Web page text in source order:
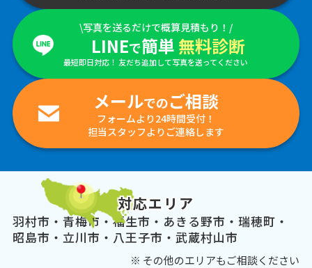
\写真を送るだけで概算見積もり！/
LINEで簡単 無料診断
最短即日対応！ 友だち追加して写真を送ってください
メールでのご相談
フォームより24時間受付！
担当スタッフよりご連絡します
対応エリア
羽村市・青梅市・福生市・あきる野市・瑞穂町・
昭島市・立川市・八王子市・武蔵村山市
※ その他のエリアもご相談ください